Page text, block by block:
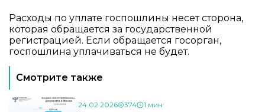
Расходы по уплате госпошлины несет сторона,
которая обращается за государственной
регистрацией. Если обращается госорган,
госпошлина уплачиваться не будет.
Смотрите также
24.02.2026 374
1 мин